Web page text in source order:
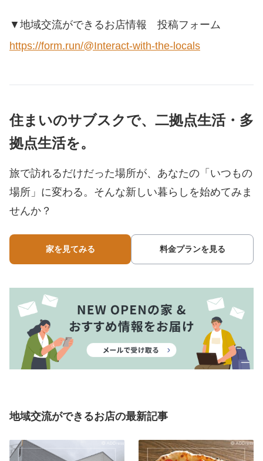
▼地域交流ができるお店情報 投稿フォーム
https://form.run/@Interact-with-the-locals
住まいのサブスクで、二拠点生活・多
拠点生活を。
旅で訪れるだけだった場所が、あなたの「いつもの
場所」に変わる。 そんな新しい暮らしを始めてみま
せんか？
家を見てみる 料金プランを見る
地域交流ができるお店の最新記事